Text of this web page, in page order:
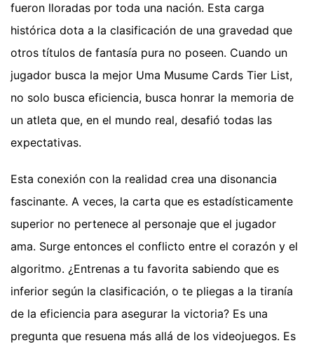
fueron lloradas por toda una nación. Esta carga
histórica dota a la clasificación de una gravedad que
otros títulos de fantasía pura no poseen. Cuando un
jugador busca la mejor Uma Musume Cards Tier List,
no solo busca eficiencia, busca honrar la memoria de
un atleta que, en el mundo real, desafió todas las
expectativas.
Esta conexión con la realidad crea una disonancia
fascinante. A veces, la carta que es estadísticamente
superior no pertenece al personaje que el jugador
ama. Surge entonces el conflicto entre el corazón y el
algoritmo. ¿Entrenas a tu favorita sabiendo que es
inferior según la clasificación, o te pliegas a la tiranía
de la eficiencia para asegurar la victoria? Es una
pregunta que resuena más allá de los videojuegos. Es